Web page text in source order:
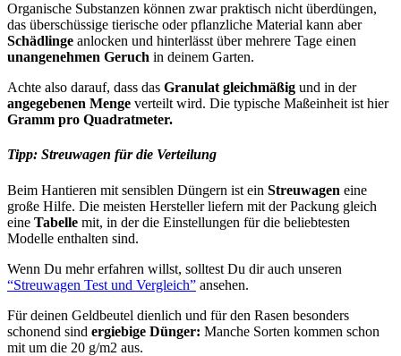
Organische Substanzen können zwar praktisch nicht überdüngen,
das überschüssige tierische oder pflanzliche Material kann aber
Schädlinge anlocken und hinterlässt über mehrere Tage einen
unangenehmen Geruch in deinem Garten.
Achte also darauf, dass das Granulat gleichmäßig und in der
angegebenen Menge verteilt wird. Die typische Maßeinheit ist hier
Gramm pro Quadratmeter.
Tipp: Streuwagen für die Verteilung
Beim Hantieren mit sensiblen Düngern ist ein Streuwagen eine
große Hilfe. Die meisten Hersteller liefern mit der Packung gleich
eine Tabelle mit, in der die Einstellungen für die beliebtesten
Modelle enthalten sind.
Wenn Du mehr erfahren willst, solltest Du dir auch unseren
“Streuwagen Test und Vergleich” ansehen.
Für deinen Geldbeutel dienlich und für den Rasen besonders
schonend sind ergiebige Dünger: Manche Sorten kommen schon
mit um die 20 g/m2 aus.